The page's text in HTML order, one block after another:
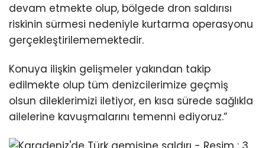
devam etmekte olup, bölgede dron saldırısı
riskinin sürmesi nedeniyle kurtarma operasyonu
gerçekleştirilememektedir.
Konuya ilişkin gelişmeler yakından takip
edilmekte olup tüm denizcilerimize geçmiş
olsun dileklerimizi iletiyor, en kısa sürede sağlıkla
ailelerine kavuşmalarını temenni ediyoruz.”